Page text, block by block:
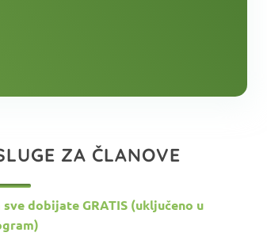
ZA ČLANOVE
sve dobijate GRATIS (uključeno u